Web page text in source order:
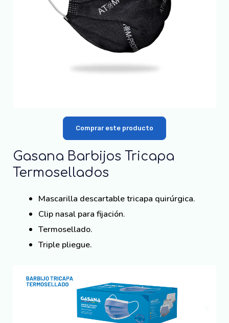
Comprar este producto
Gasana Barbijos Tricapa
Termosellados
Mascarilla descartable tricapa quirúrgica.
Clip nasal para fijación.
Termosellado.
Triple pliegue.